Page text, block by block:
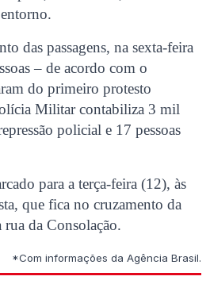
das passagens, na sexta-feira
– de acordo com o
do primeiro protesto
Militar contabiliza 3 mil
policial e 17 pessoas
para a terça-feira (12), às
que fica no cruzamento da
da Consolação.
*Com informações da Agência Brasil.